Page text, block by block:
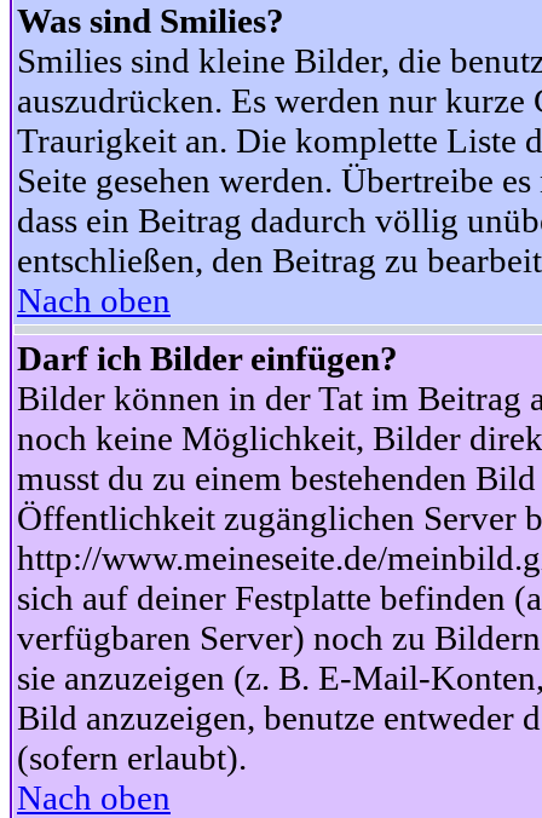
Was sind Smilies?
Smilies sind kleine Bilder, die
auszudrücken. Es werden nur
Traurigkeit an. Die komplette Liste
Seite gesehen werden. Übertreibe
dass ein Beitrag dadurch völlig
entschließen, den Beitrag zu
Nach oben
Darf ich Bilder einfügen?
Bilder können in der Tat im Beitrag
noch keine Möglichkeit, Bilder
musst du zu einem bestehenden
Öffentlichkeit zugänglichen Server
http://www.meineseite.de/
sich auf deiner Festplatte befinden
verfügbaren Server) noch zu
sie anzuzeigen (z. B. E-Mail-
Bild anzuzeigen, benutze
(sofern erlaubt).
Nach oben